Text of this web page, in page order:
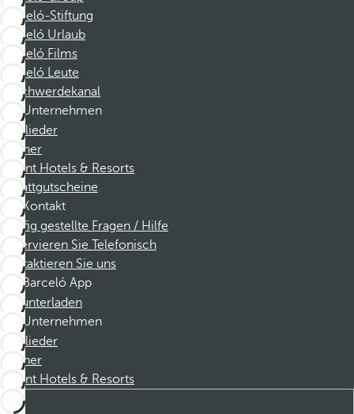
Barceló-Stiftung
Barceló Urlaub
Barceló Films
Barceló Leute
Beschwerdekanal
Unternehmen
Mitglieder
Partner
Dorint Hotels & Resorts
Rabattgutscheine
Kontakt
Häufig gestellte Fragen / Hilfe
Reservieren Sie Telefonisch
Kontaktieren Sie uns
Barceló App
Herunterladen
Unternehmen
Mitglieder
Partner
Dorint Hotels & Resorts